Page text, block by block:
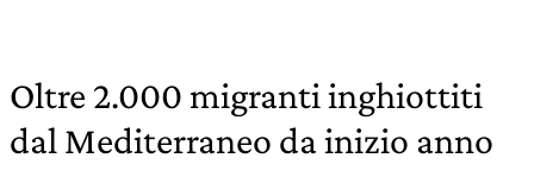
Oltre 2.000 migranti inghiottiti
dal Mediterraneo da inizio anno